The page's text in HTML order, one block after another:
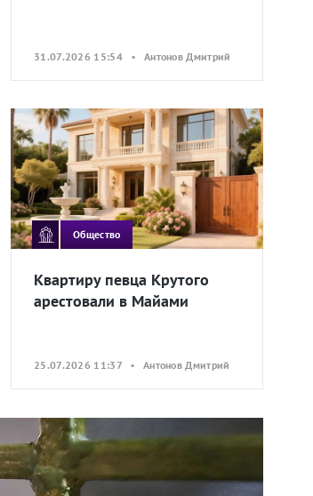
31.07.2026 15:54 • Антонов Дмитрий
Общество
Квартиру певца Крутого
арестовали в Майами
25.07.2026 11:37 • Антонов Дмитрий